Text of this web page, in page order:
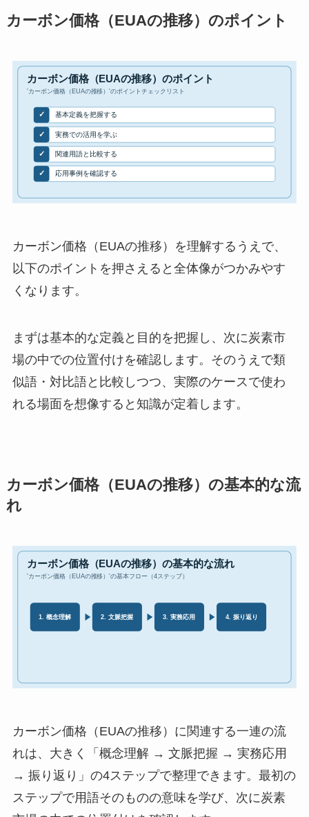
カーボン価格（EUAの推移）のポイント
カーボン価格（EUAの推移）を理解するうえで、
以下のポイントを押さえると全体像がつかみやす
くなります。
まずは基本的な定義と目的を把握し、次に炭素市
場の中での位置付けを確認します。そのうえで類
似語・対比語と比較しつつ、実際のケースで使わ
れる場面を想像すると知識が定着します。
カーボン価格（EUAの推移）の基本的な流
れ
カーボン価格（EUAの推移）に関連する一連の流
れは、大きく「概念理解 → 文脈把握 → 実務応用
→ 振り返り」の4ステップで整理できます。最初の
ステップで用語そのものの意味を学び、次に炭素